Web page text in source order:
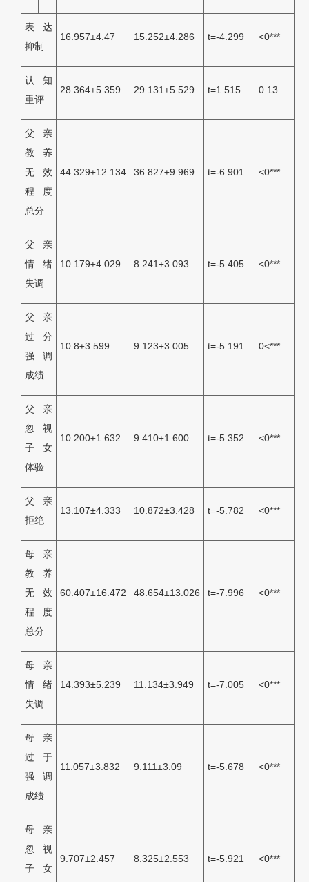
表达
抑制
16.957±4.47 15.252±4.286 t=-4.299 <0***
认知
重评
28.364±5.359 29.131±5.529 t=1.515 0.13
父亲
教养
无效
程度
总分
44.329±12.134 36.827±9.969 t=-6.901 <0***
父亲
情绪
失调
10.179±4.029 8.241±3.093 t=-5.405 <0***
父亲
过分
强调
成绩
10.8±3.599 9.123±3.005 t=-5.191 0<***
父亲
忽视
子女
体验
10.200±1.632 9.410±1.600 t=-5.352 <0***
父亲
拒绝
13.107±4.333 10.872±3.428 t=-5.782 <0***
母亲
教养
无效
程度
总分
60.407±16.472 48.654±13.026 t=-7.996 <0***
母亲
情绪
失调
14.393±5.239 11.134±3.949 t=-7.005 <0***
母亲
过于
强调
成绩
11.057±3.832 9.111±3.09 t=-5.678 <0***
母亲
忽视
子女
9.707±2.457 8.325±2.553 t=-5.921 <0***